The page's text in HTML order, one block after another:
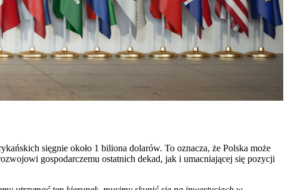
sięgnie około 1 biliona dolarów. To oznacza, że Polska może
gospodarczemu ostatnich dekad, jak i umacniającej się pozycji